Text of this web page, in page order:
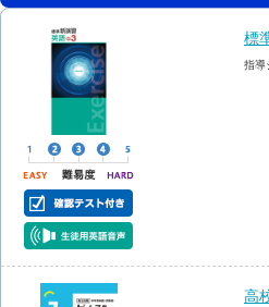
標
指導
高